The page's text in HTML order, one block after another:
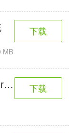
MB
下载
下载